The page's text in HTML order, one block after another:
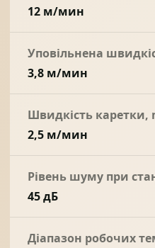
12 м/мин
Уповільнена
3,8 м/мин
Швидкість каретки,
2,5 м/мин
Рівень шуму при
45 дБ
Діапазон робочих